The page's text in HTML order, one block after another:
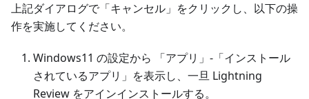
上記ダイアログで「キャンセル」をクリックし、以下の操
作を実施してください。
Windows11 の設定から 「アプリ」‐「インストール
されているアプリ」を表示し、一旦 Lightning
Review をアインインストールする。